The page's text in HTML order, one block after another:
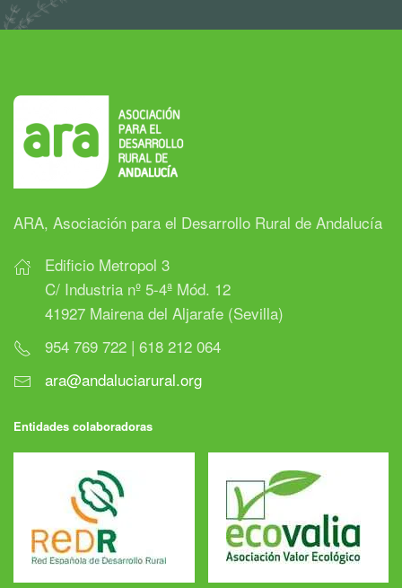
ARA, Asociación para el Desarrollo Rural de Andalucía
Edificio Metropol 3
C/ Industria nº 5-4ª Mód. 12
41927 Mairena del Aljarafe (Sevilla)
954 769 722 | 618 212 064
ara@andaluciarural.org
Entidades colaboradoras